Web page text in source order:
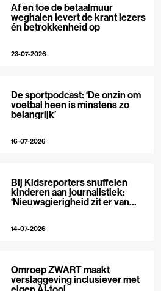
Af en toe de betaalmuur
weghalen levert de krant lezers
én betrokkenheid op
23-07-2026
De sportpodcast: ‘De onzin om
voetbal heen is minstens zo
belangrijk’
16-07-2026
Bij Kidsreporters snuffelen
kinderen aan journalistiek:
‘Nieuwsgierigheid zit er van
14-07-2026
Omroep ZWART maakt
verslaggeving inclusiever met